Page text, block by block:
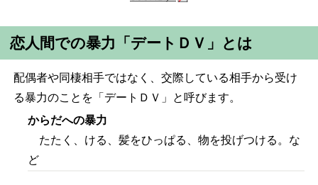
恋人間での暴力「デートＤＶ」とは
配偶者や同棲相手ではなく、交際している相手から受け
る暴力のことを「デートＤＶ」と呼びます。
からだへの暴力
たたく、ける、髪をひっぱる、物を投げつける。な
ど